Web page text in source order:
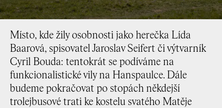
Místo, kde žily osobnosti jako herečka Lída
Baarová, spisovatel Jaroslav Seifert či výtvarník
Cyril Bouda: tentokrát se podíváme na
funkcionalistické vily na Hanspaulce. Dále
budeme pokračovat po stopách někdejší
trolejbusové trati ke kostelu svatého Matěje